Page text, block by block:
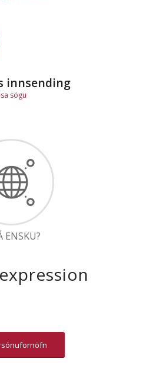
innsending
sögu
ENSKU?